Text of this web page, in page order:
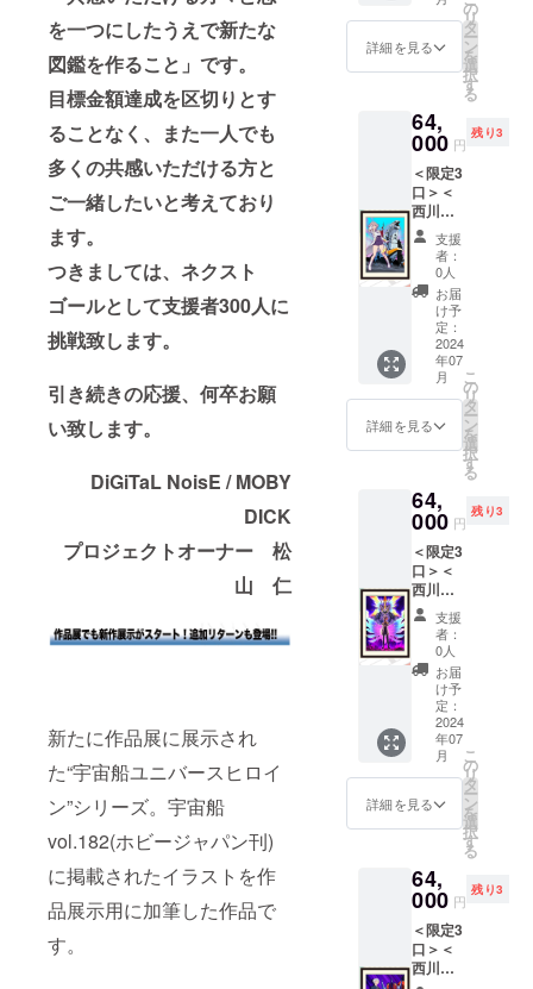
を一つにしたうえで新たな
図鑑を作ること」です。
目標金額達成を区切りとす
ることなく、また一人でも
多くの共感いただける方と
ご一緒したいと考えており
ます。
つきましては、ネクスト
ゴールとして支援者300人に
挑戦致します。
引き続きの応援、何卒お願
い致します。
DiGiTaL NoisE / MOBY
DICK
プロジェクトオーナー 松
山 仁
新たに作品展に展示され
た“宇宙船ユニバースヒロイ
ン”シリーズ。宇宙船
vol.182(ホビージャパン刊)
に掲載されたイラストを作
品展示用に加筆した作品で
す。
ます。
は、イ
メージ
は版権
属しま
す。
旬頃の
お届け
となり
ます。
※価格は
税込と
なりま
す。 ※
送料は
別途お
客様負
担（着
払い）
となり
ます。
は、イ
メージ
ジョ
複製原
画につ
ズ：
（絵
柄）A2
サイズ
(H約
594× W
約
420mm
)／（額
寸法）
B2サイ
ズ(H約
728 × W
515mm
は版権
元に帰
※2024
年7月下
旬頃の
お届け
となり
ます。
※価格は
税込と
なりま
す。 ※
送料は
別途お
客様負
担（着
払い）
ます。
※画像
メージ
です。
りま
す。 ＜
リター
伸司直
筆サイ
り」描
き下ろ
し複製
原画
『SSSS
.DYNAZ
ENON
』「飛
鳥川ち
せ ×
ゴルド
バー
複製原
画につ
ズ：
（絵
柄）A2
サイズ
(H約
594× W
約
420mm
)／（額
寸法）
B2サイ
ズ(H約
728 × W
515mm
は版権
元に帰
※2024
年7月下
旬頃の
お届け
となり
ます。
ER限定
で複製
原画と
実施が
決定！
原画展
が終了
した現
在、入
手出来
るのは
今回の
クラウ
ドファ
ンディ
ングの
みとな
りま
す。 ＜
リター
伸司直
筆サイ
り」描
き下ろ
し複製
原画
『SSSS
.DYNAZ
ENON
「ジュ
ウガ
× ギブ
ゾー
複製原
画につ
ズ：
（絵
柄）A2
サイズ
(H約
594× W
伸司に
よる描
き下ろ
し
.DYNAZ
ENON
』「オ
ニ
ジャ
× バー
ナドド
ン」 展
覧会用
加筆作
品を原
画展会
場と
BOOST
ER限定
で複製
原画と
実施が
決定！
原画展
が終了
した現
在、入
手出来
るのは
今回の
クラウ
ドファ
ンディ
ングの
みとな
りま
す。 ＜
リター
伸司直
筆サイ
り」描
き下ろ
し複製
詳細を見る
の
リ
タ
ー
ン
を
選
択
す
る
64,
000 円
残り3
＜限定3
口＞＜
西川伸
司直筆
サイン
入り・
BOOST
ER限定
＞【複
製原画
コース
J】 西
川伸司
による
描き下
ろし
.DYNAZ
ENON
』「ム
ジナ
× ガル
ニク
ス」 展
覧会用
加筆作
品を原
画展会
場と
BOOST
ER限定
で複製
原画と
して完
決定！
原画展
が終了
した現
在、入
手出来
支援
者：
0人
お届
け予
定：
2024
年07
月
詳細を見る
こ
の
リ
タ
ー
ン
を
選
択
す
る
64,
000 円
残り3
＜限定3
口＞＜
西川伸
司直筆
サイン
入り・
BOOST
ER限定
＞【複
製原画
コース
K】 西
川伸司
による
描き下
ろし
.DYNAZ
ENON
』「シ
ズム
× ガ
ギュ
支援
者：
0人
お届
け予
定：
2024
年07
月
詳細を見る
こ
の
リ
タ
ー
ン
を
選
択
す
る
64,
000 円
残り3
＜限定3
口＞＜
西川伸